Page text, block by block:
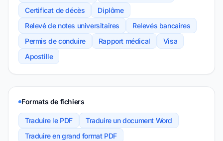
Certificat de décès
Diplôme
Relevé de notes universitaires
Relevés bancaires
Permis de conduire
Rapport médical
Visa
Apostille
Formats de fichiers
Traduire le PDF
Traduire un document Word
Traduire en grand format PDF